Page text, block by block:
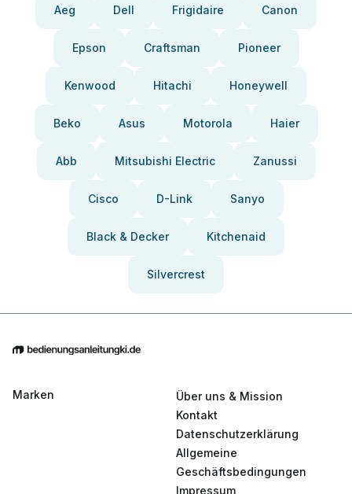
Aeg Dell Frigidaire Canon
Epson Craftsman Pioneer
Kenwood Hitachi Honeywell
Beko Asus Motorola Haier
Abb Mitsubishi Electric Zanussi
Cisco D-Link Sanyo
Black & Decker Kitchenaid
Silvercrest
Marken
Über uns & Mission
Kontakt
Datenschutzerklärung
Allgemeine
Geschäftsbedingungen
Impressum